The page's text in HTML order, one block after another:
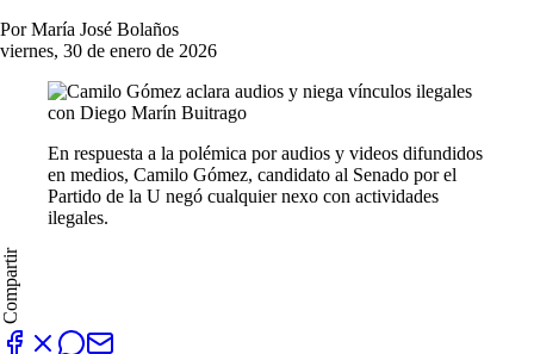
Por María José Bolaños
viernes, 30 de enero de 2026
En respuesta a la polémica por audios y videos difundidos
en medios, Camilo Gómez, candidato al Senado por el
Partido de la U negó cualquier nexo con actividades
ilegales.
Compartir